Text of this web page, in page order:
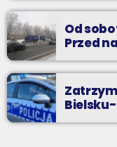
Od
Przed